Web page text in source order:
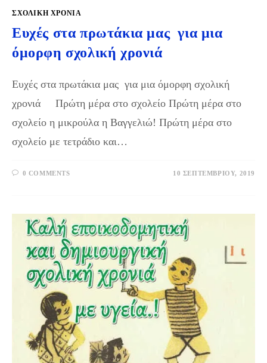
ΣΧΟΛΙΚΉ ΧΡΟΝΙΆ
Ευχές στα πρωτάκια μας για μια
όμορφη σχολική χρονιά
Ευχές στα πρωτάκια μας για μια όμορφη σχολική
χρονιά Πρώτη μέρα στο σχολείο Πρώτη μέρα στο
σχολείο η μικρούλα η Βαγγελιώ! Πρώτη μέρα στο
σχολείο με τετράδιο και…
0 COMMENTS 10 ΣΕΠΤΕΜΒΡΊΟΥ, 2019